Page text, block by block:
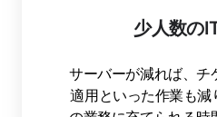
少人数の
サーバーが減れば、チ
適用といった作業も